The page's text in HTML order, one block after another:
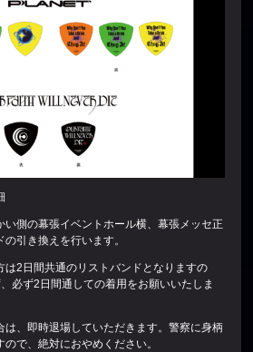
い側の幕張イベントホール横、幕張メッセ正
引き換えを行います。
2日間共通のリストバンドとなりますの
必ず2日間通しての着用をお願いいたしま
は、即時退場していただきます。警察に身柄
で、絶対におやめください。